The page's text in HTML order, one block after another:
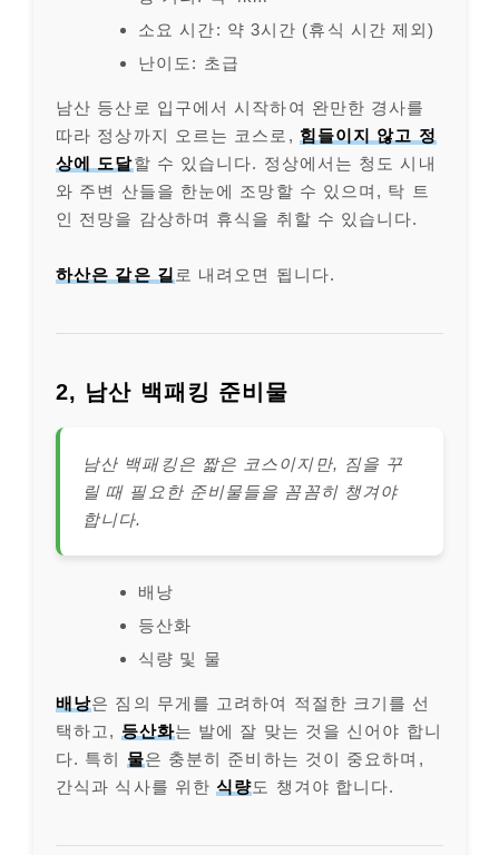
소요 시간: 약 3시간 (휴식 시간 제외)
난이도: 초급
남산 등산로 입구에서 시작하여 완만한 경사를
따라 정상까지 오르는 코스로, 힘들이지 않고 정
상에 도달할 수 있습니다. 정상에서는 청도 시내
와 주변 산들을 한눈에 조망할 수 있으며, 탁 트
인 전망을 감상하며 휴식을 취할 수 있습니다.
하산은 같은 길 로 내려오면 됩니다.
2, 남산 백패킹 준비물
남산 백패킹은 짧은 코스이지만, 짐을 꾸
릴 때 필요한 준비물들을 꼼꼼히 챙겨야
합니다.
배낭
등산화
식량 및 물
배낭은 짐의 무게를 고려하여 적절한 크기를 선
택하고, 등산화는 발에 잘 맞는 것을 신어야 합니
다. 특히 물은 충분히 준비하는 것이 중요하며,
간식과 식사를 위한식량도 챙겨야 합니다.